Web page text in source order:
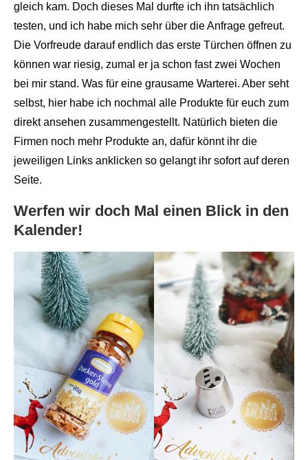
gleich kam. Doch dieses Mal durfte ich ihn tatsächlich
testen, und ich habe mich sehr über die Anfrage gefreut.
Die Vorfreude darauf endlich das erste Türchen öffnen zu
können war riesig, zumal er ja schon fast zwei Wochen
bei mir stand. Was für eine grausame Warterei. Aber seht
selbst, hier habe ich nochmal alle Produkte für euch zum
direkt ansehen zusammengestellt. Natürlich bieten die
Firmen noch mehr Produkte an, dafür könnt ihr die
jeweiligen Links anklicken so gelangt ihr sofort auf deren
Seite.
Werfen wir doch Mal einen Blick in den
Kalender!